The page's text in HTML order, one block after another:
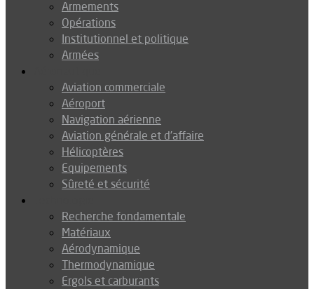
Armements
Opérations
Institutionnel et politique
Armées
Aviation commerciale
Aéroport
Navigation aérienne
Aviation générale et d’affaire
Hélicoptères
Equipements
Sûreté et sécurité
Recherche fondamentale
Matériaux
Aérodynamique
Thermodynamique
Ergols et carburants